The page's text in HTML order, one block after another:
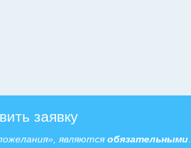
заявку
являются обязательными.